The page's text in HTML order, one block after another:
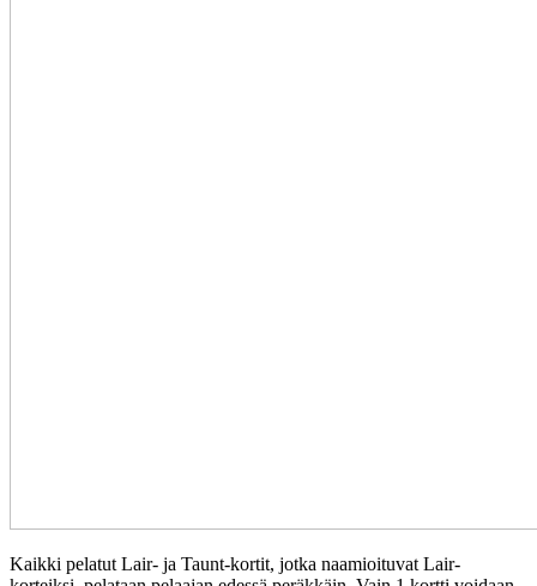
Kaikki pelatut Lair- ja Taunt-kortit, jotka naamioituvat Lair-